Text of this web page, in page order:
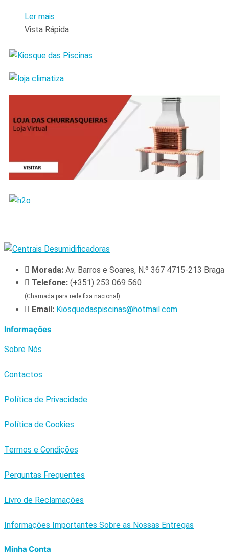
Ler mais
Vista Rápida
Morada: Av. Barros e Soares, N.º 367 4715-213 Braga
Telefone: (+351) 253 069 560
(Chamada para rede fixa nacional)
Email: Kiosquedaspiscinas@hotmail.com
Informações
Sobre Nós
Contactos
Política de Privacidade
Política de Cookies
Termos e Condições
Perguntas Frequentes
Livro de Reclamações
Informações Importantes Sobre as Nossas Entregas
Minha Conta